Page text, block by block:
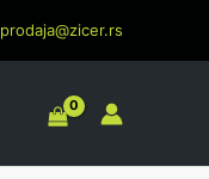
prodaja@zicer.rs